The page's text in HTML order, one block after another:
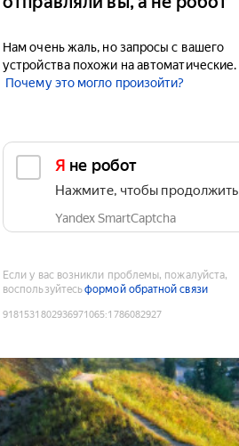
Нам очень жаль, но запросы с вашего
устройства похожи на автоматические.
Почему это могло произойти?
Я не робот
Нажмите, чтобы продолжить
Yandex SmartCaptcha
Если у вас возникли проблемы, пожалуйста,
воспользуйтесьформой обратной связи
9181531802936971065:1786082927